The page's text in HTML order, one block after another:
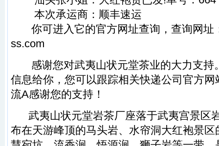
本次承运商：顺丰速运
你可进入它的官方网址查询，查询网址
ss.com
感谢您对武夷山状元堂茶业的大力支持
信息给你，您可以跟踪相关快递公司官方
流A感谢您的支持！
武夷山状元堂岩茶厂座落于武夷宫景区
布在天游峰顶的马头岩、 水帘洞大红袍景区